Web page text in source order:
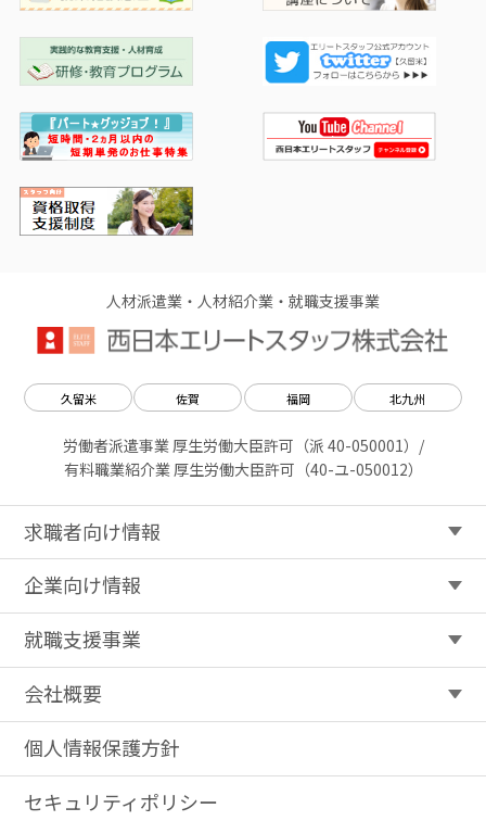
人材派遣業・人材紹介業・就職支援事業
久留米 佐賀 福岡 北九州
労働者派遣事業 厚生労働大臣許可（派 40-050001）/
有料職業紹介業 厚生労働大臣許可（40-ユ-050012）
求職者向け情報
企業向け情報
就職支援事業
会社概要
個人情報保護方針
セキュリティポリシー